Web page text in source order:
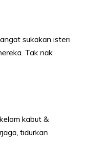
sukakan isteri
Tak nak
kabut &
tidurkan